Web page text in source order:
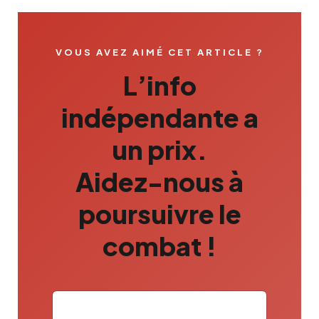
VOUS AVEZ AIMÉ CET ARTICLE ?
L’info
indépendante a
un prix.
Aidez-nous à
poursuivre le
combat !